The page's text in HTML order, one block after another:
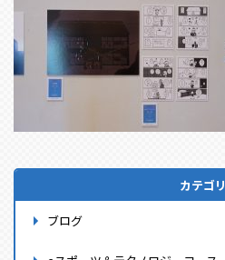
カテゴリ
ブログ